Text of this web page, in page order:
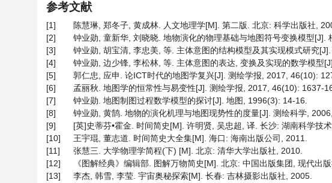
参考文献
[1]
陈慧琳, 郑冬子, 黄成林. 人文地理学[M]. 第二版. 北京: 科学出版社,
[2]
钟业勋, 童新华, 刘晓晓. 地物演化的物理基础与地图符号变换模型[J].
[3]
钟业勋, 胡宝清, 李忠美, 等. 主体意图的结构模型及其实现模式研究
[4]
钟业勋, 边少锋, 李松林, 等. 主体意图的表达, 变换及实现的数学模型
[5]
郭仁忠, 应申. 论ICT时代的地图学复兴[J]. 测绘学报, 2017, 46(10):
[6]
孟丽秋. 地图学的恒常性与易变性[J]. 测绘学报, 2017, 46(10): 1637-
[7]
钟业勋. 地图制图过程数学模型的探讨[J]. 地图, 1996(3): 14-16.
[8]
钟业勋, 黄鹄. 地物的演化机理与地图现势性的度量[J]. 测绘科学,
[9]
[英]史蒂芬•霍金. 时间简史[M]. 许明贤, 吴忠超, 译. 长沙: 湖南科学技
[10]
王宇琨, 董志道. 时间简史大全集[M]. 海口: 海南出版公司, 2011.
[11]
张慧三. 大学物理学简程(下) [M]. 北京: 清华大学出版社, 2010.
[12]
《图解经典》编辑部. 图解万物简史[M]. 北京: 中国出版集团, 现代出版
[13]
李杰, 韩雪, 李莹. 宇宙奥秘探索[M]. 长春: 吉林摄影出版社, 2005.